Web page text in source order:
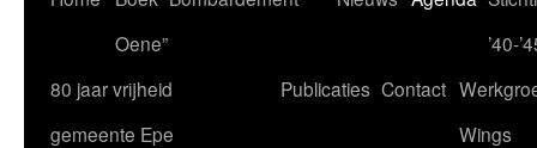
Oene”
’40-
80 jaar vrijheid
gemeente Epe
Publicaties Contact
Wings